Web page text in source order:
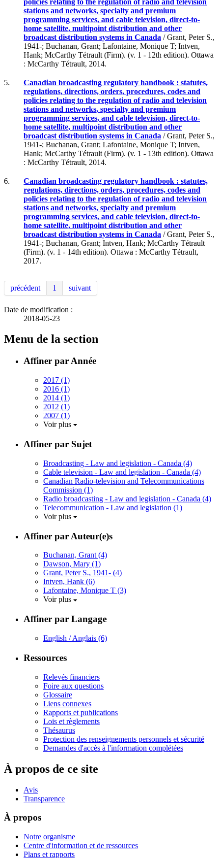
stations and networks, specialty and premium
programming services, and cable television, direct-to-
home satellite, multipoint distribution and other
broadcast distribution systems in Canada / Grant, Peter S.,
1941-; Buchanan, Grant; Lafontaine, Monique T; Intven,
Hank; McCarthy Tétrault (Firm). (v. 1 - 12th edition). Ottawa
: McCarthy Tétrault, 2014.
5.
Canadian broadcasting regulatory handbook : statutes,
regulations, directions, orders, procedures, codes and
policies relating to the regulation of radio and television
stations and networks, specialty and premium
programming services, and cable television, direct-to-
home satellite, multipoint distribution and other
broadcast distribution systems in Canada / Grant, Peter S.,
1941-; Buchanan, Grant; Lafontaine, Monique T; Intven,
Hank; McCarthy Tétrault (Firm). (v. 1 - 13th edition). Ottawa
: McCarthy Tétrault, 2014.
6.
Canadian broadcasting regulatory handbook : statutes,
regulations, directions, orders, procedures, codes and
policies relating to the regulation of radio and television
stations and networks, specialty and premium
programming services, and cable television, direct-to-
home satellite, multipoint distribution and other
broadcast distribution systems in Canada / Grant, Peter S.,
1941-; Buchanan, Grant; Intven, Hank; McCarthy Tétrault
(Firm). (v. 1 - 14th edition). Ottawa : McCarthy Tétrault,
2017.
précédent 1 suivant
Date de modification :
2018-05-23
Menu de la section
Affiner par Année
2017 (1)
2016 (1)
2014 (1)
2012 (1)
2007 (1)
Voir plus
Affiner par Sujet
Broadcasting - Law and legislation - Canada (4)
Cable television - Law and legislation - Canada (4)
Canadian Radio-television and Telecommunications
Commission (1)
Radio broadcasting - Law and legislation - Canada (4)
Telecommunication - Law and legislation (1)
Voir plus
Affiner par Auteur(e)s
Buchanan, Grant(4)
Dawson, Mary (1)
Grant, Peter S., 1941- (4)
Intven, Hank (6)
Lafontaine, Monique T (3)
Voir plus
Affiner par Langage
English / Anglais (6)
Ressources
Relevés financiers
Foire aux questions
Glossaire
Liens connexes
Rapports et publications
Lois et règlements
Thésaurus
Protection des renseignements personnels et sécurité
Demandes d'accès à l'information complétées
À propos de ce site
Avis
Transparence
À propos
Notre organisme
Centre d'information et de ressources
Plans et rapports